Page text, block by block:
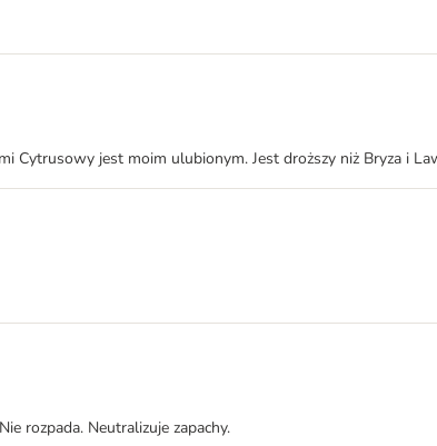
Cytrusowy jest moim ulubionym. Jest droższy niż Bryza i
rozpada. Neutralizuje zapachy.